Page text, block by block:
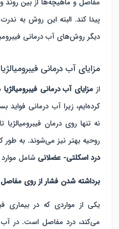
مفاصل و ماهیچه‌ها از بین روند
پیدا کند. البته این روش به
دیگر روش‌های آب درمانی
مزایای آب درمانی فیبرومیالژیا
از مزایای آب درمانی فیبرومیالژیا
کرده‌ایم، زیرا آب درمانی فواید
نه تنها روی درمان فیبرومیالژیا
روحیه بهتر نیز می‌شوند. به طور
درد اسکلتی- عضلانی شامل
برداشته شدن فشار از روی مفاصل
یکی از مواردی که در بیماری
می‌کند، درد مفاصل است. در آب